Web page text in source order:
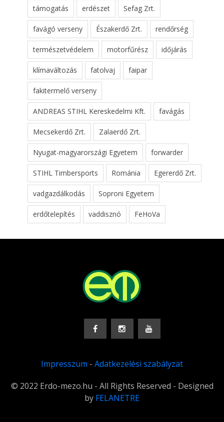
támogatás erdészet Sefag Zrt.
favágó verseny Északerdő Zrt. rendőrség
természetvédelem motorfűrész időjárás
klímaváltozás fatolvaj faipar
fakitermelő verseny
ANDREAS STIHL Kereskedelmi Kft. favágás
Mecsekerdő Zrt. Zalaerdő Zrt.
Nyugat-magyarországi Egyetem forwarder
STIHL Timbersports Románia Egererdő Zrt.
vadgazdálkodás Soproni Egyetem
erdőtelepítés vaddisznó FeHoVa
Impresszum - Adatkezelési szabályzat
© 2022 Erdo-mezo.hu - All Rights Reserved - Designed
by FELANETRE